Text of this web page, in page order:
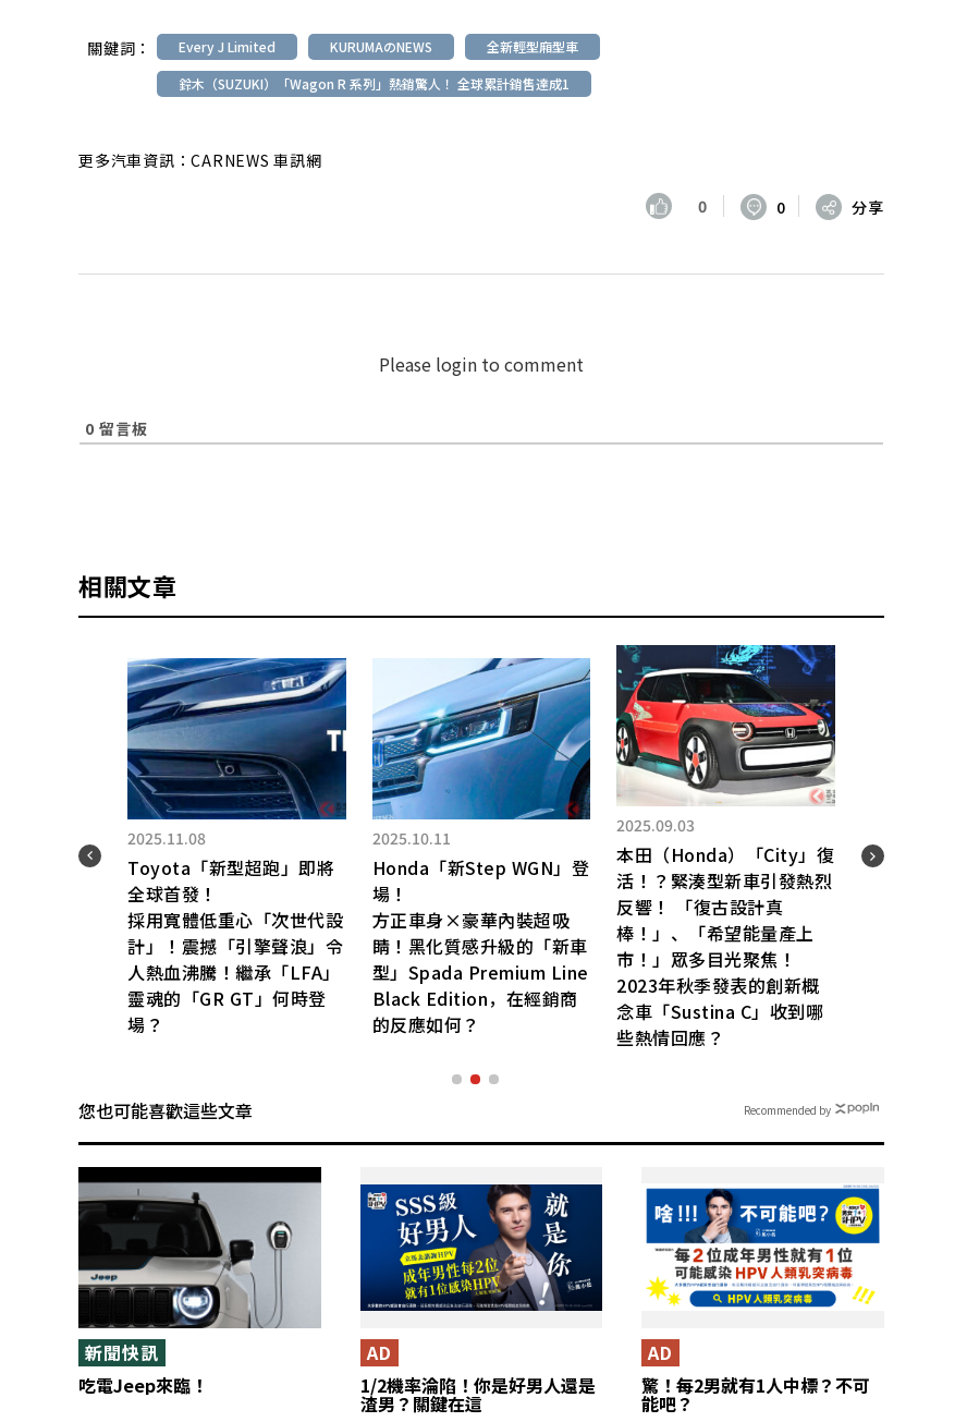
關鍵詞： Every J Limited KURUMAのNEWS
全新輕型廂型車
鈴木（SUZUKI）「Wagon R 系列」熱銷驚人！ 全球累計銷售達成1
更多汽車資訊：CARNEWS 車訊網
0 0 分享
Please login to comment
0 留言板
相關文章
Honda）「City」復
緊湊型新車引發熱烈
、「希望能量產上
眾多目光聚焦！
秋季發表的創新概
Sustina C」收到哪
2025.07.16
新車只要200萬日圓！豐田
推出「全新5人座緊湊型商
用車」超厲害！全長約4
米，尺寸剛剛好！關於部分
改良款「Town Ace」經銷
商收到的反響是？
2025.07.31
Nissan「豪華跨界休旅」
最新款太驚人！高性能渦輪
增壓 ￼× 精緻粗獷設計！
美國熱銷的
Nissan「Murano」是款什
麼車？
高速公路「◯km塞車」到
底誰在測？
難道有「專門測塞車的人」
嗎？意外少有人知的「塞車
長度」計測方法與「塞車定
義」
您也可能喜歡這些文章
吃電Jeep來臨！
新聞快訊
1/2機率淪陷！你是好男人還是
渣男？關鍵在這
AD
驚！每2男就有1人中標？不可
能吧？
AD
Recommended by